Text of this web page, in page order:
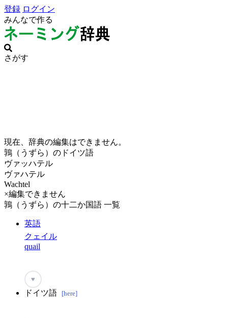
登録 ログイン
みんなで作る
さがす
現在、辞典の編集はできません。
鶉（うずら）のドイツ語
ヴァッハテル
ヴァハテル
Wachtel
×編集できません
鶉（うずら）の十二か国語 一覧
英語
クェイル
quail
♥
ドイツ語 [here]